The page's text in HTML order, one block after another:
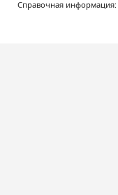
Справочная информация: